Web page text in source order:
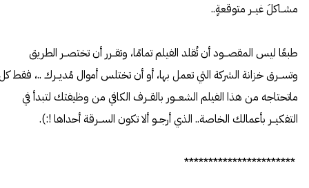
مشــاكلَ غيــر متوقعةٍ..
طبعًا ليس المقصـــود أن تُقلد الفيلم تمامًا، وتقــرر أن تختصــر الطريق
وتســرق خزانة الشركة التي تعمل بها، أو أن تختلس أموال مُديــرك ..، فقط
ماتحتاجه من هذا الفيلم الشعـــور بالقــرف الكافي من وظيفتك لتبدأ في
التفكيــر بأعمالك الخاصة.. الذي أرجــو ألا تكون الســرقة أحداها !:).
***********************